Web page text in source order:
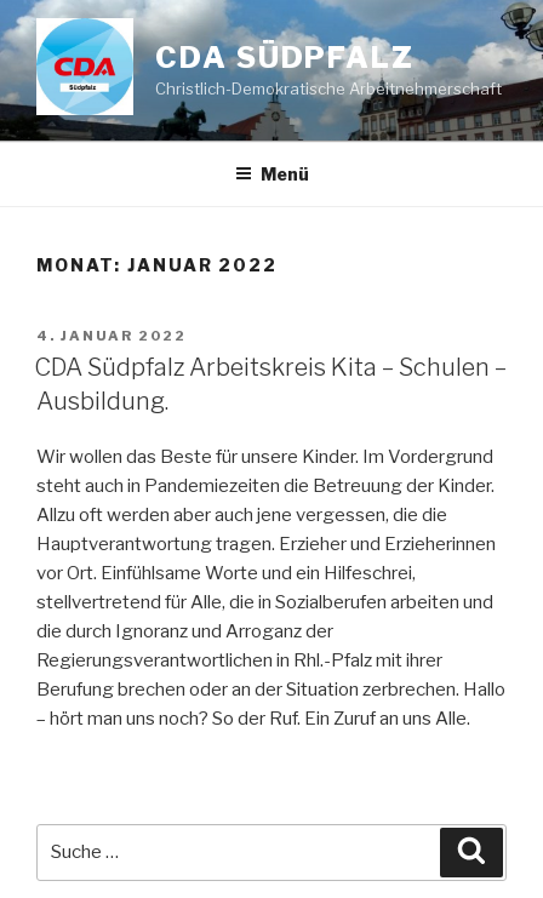
Zum
Inhalt
springen
CDA SÜDPFALZ
Christlich-Demokratische Arbeitnehmerschaft
Menü
MONAT: JANUAR 2022
VERÖFFENTLICHT
AM
4. JANUAR 2022
CDA Südpfalz Arbeitskreis Kita – Schulen –
Ausbildung.
Wir wollen das Beste für unsere Kinder. Im Vordergrund
steht auch in Pandemiezeiten die Betreuung der Kinder.
Allzu oft werden aber auch jene vergessen, die die
Hauptverantwortung tragen. Erzieher und Erzieherinnen
vor Ort. Einfühlsame Worte und ein Hilfeschrei,
stellvertretend für Alle, die in Sozialberufen arbeiten und
die durch Ignoranz und Arroganz der
Regierungsverantwortlichen in Rhl.-Pfalz mit ihrer
Berufung brechen oder an der Situation zerbrechen. Hallo
– hört man uns noch? So der Ruf. Ein Zuruf an uns Alle.